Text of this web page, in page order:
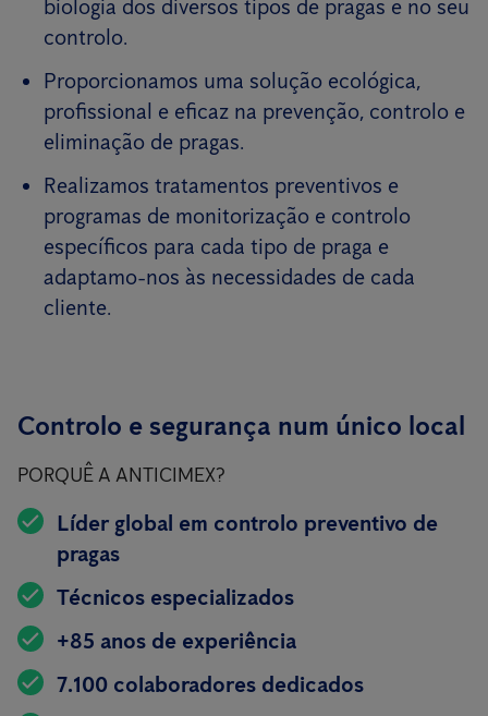
biologia dos diversos tipos de pragas e no seu
controlo.
Proporcionamos uma solução ecológica,
profissional e eficaz na prevenção, controlo e
eliminação de pragas.
Realizamos tratamentos preventivos e
programas de monitorização e controlo
específicos para cada tipo de praga e
adaptamo-nos às necessidades de cada
cliente.
Controlo e segurança num único local
PORQUÊ A ANTICIMEX?
Líder global em controlo preventivo de
pragas
Técnicos especializados
+85 anos de experiência
7.100 colaboradores dedicados